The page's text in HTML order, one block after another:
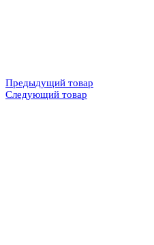
Предыдущий товар
Следующий товар